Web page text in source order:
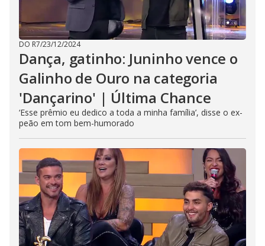
DO R7/23/12/2024
Dança, gatinho: Juninho vence o
Galinho de Ouro na categoria
'Dançarino' | Última Chance
‘Esse prêmio eu dedico a toda a minha família’, disse o ex-
peão em tom bem-humorado